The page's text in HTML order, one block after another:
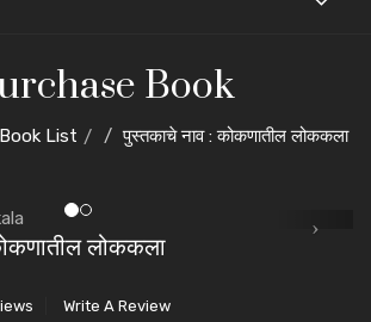
Book
List पुस्तकाचे नाव : कोकणातील लोककला
लोककला
Write A Review